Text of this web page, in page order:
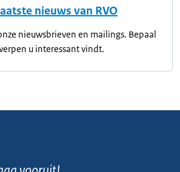
nieuws van RVO
nieuwsbrieven en mailings. Bepaal
u interessant vindt.